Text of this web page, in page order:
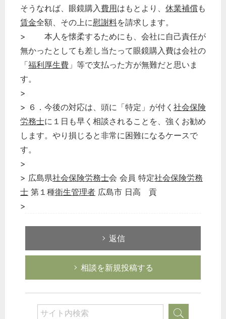
そうなれば、眼鏡購入費用はもとより、 休業補償も
賃金全額、その上に慰謝料を請求します。
> 本人を懐柔するためにも、会社に自己責任が
無かったとしても差し当たって眼鏡購入費は会社の
「福利厚生費 」等で支払った方が無難だと思いま
す。
>
> ６．今後の対応は、頭に「特定」が付く 社会保険
労務士に１日も早く相談されることを、強くお勧め
します。やり損じると非常に困難になるケースで
す。
>
> 広島県社会保険労務士会 会員 特定社会保険労務
士 第１種衛生管理者 広島市 日高 貢
>
返信
相談を新規投稿する